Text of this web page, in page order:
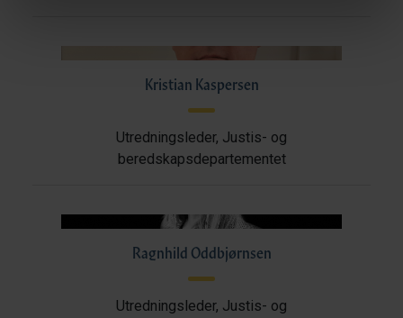
Kristian Kaspersen
Utredningsleder, Justis- og
beredskapsdepartementet
Ragnhild Oddbjørnsen
Utredningsleder, Justis- og